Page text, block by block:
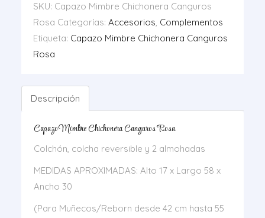
cantidad
SKU: Capazo Mimbre Chichonera Canguros
Rosa Categorías: Accesorios, Complementos
Etiqueta: Capazo Mimbre Chichonera Canguros
Rosa
Descripción
Capazo Mimbre Chichonera Canguros Rosa
Colchón, colcha reversible y 2 almohadas
MEDIDAS APROXIMADAS: Alto 17 x Largo 58 x
Ancho 30
(Para Muñecos/Reborn desde 42 cm hasta 55